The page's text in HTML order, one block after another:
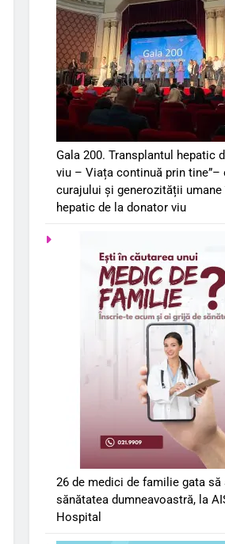
Gala 200. Transplantul hepatic
viu – Viața continuă prin tine”–
curajului și generozității umane
hepatic de la donator viu
26 de medici de familie gata să
sănătatea dumneavoastră, la
Hospital